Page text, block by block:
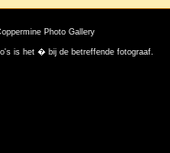
Photo Gallery
is het � bij de betreffende fotograaf.